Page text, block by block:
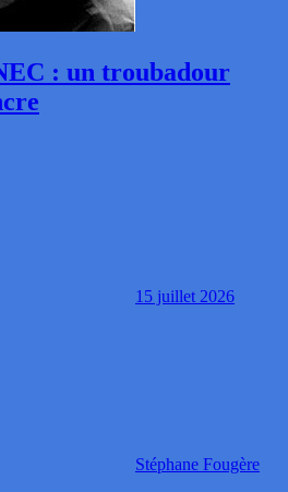
: un troubadour
15 juillet 2026
Stéphane Fougère